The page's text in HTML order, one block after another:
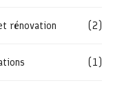
rénovation (2)
(1)